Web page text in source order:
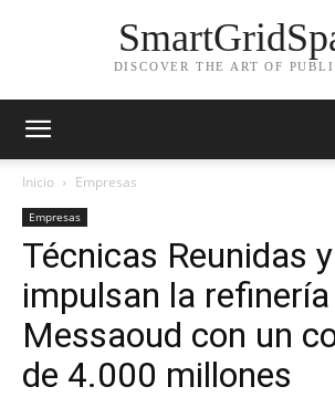
DISCOVER THE ART OF
Inicio Empresas
Empresas
Técnicas Reunidas
impulsan la
Messaoud con un
de 4.000 millones